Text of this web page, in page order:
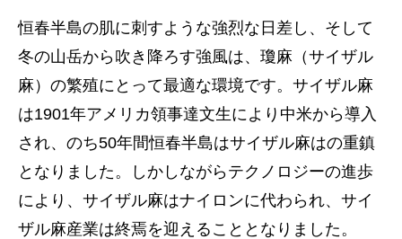
恒春半島の肌に刺すような強烈な日差し、そして
冬の山岳から吹き降ろす強風は、瓊麻（サイザル
麻）の繁殖にとって最適な環境です。サイザル麻
は1901年アメリカ領事達文生により中米から導入
され、のち50年間恒春半島はサイザル麻はの重鎮
となりました。しかしながらテクノロジーの進歩
により、サイザル麻はナイロンに代わられ、サイ
ザル麻産業は終焉を迎えることとなりました。